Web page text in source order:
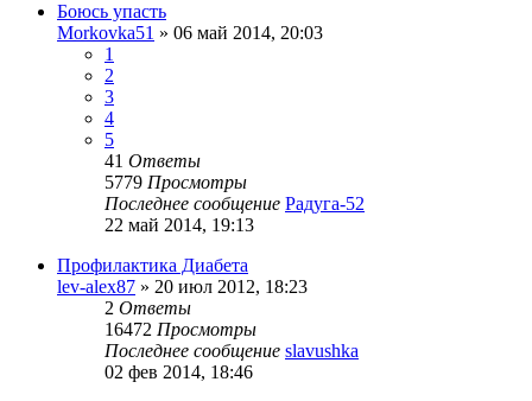
Боюсь упасть
Morkovka51 » 06 май 2014, 20:03
1
2
3
4
5
41 Ответы
5779 Просмотры
Последнее сообщение Радуга-52
22 май 2014, 19:13
Профилактика Диабета
lev-alex87 » 20 июл 2012, 18:23
2 Ответы
16472 Просмотры
Последнее сообщение slavushka
02 фев 2014, 18:46